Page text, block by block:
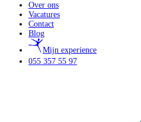
Over ons
Vacatures
Contact
Blog
Mijn experience
055 357 55 97